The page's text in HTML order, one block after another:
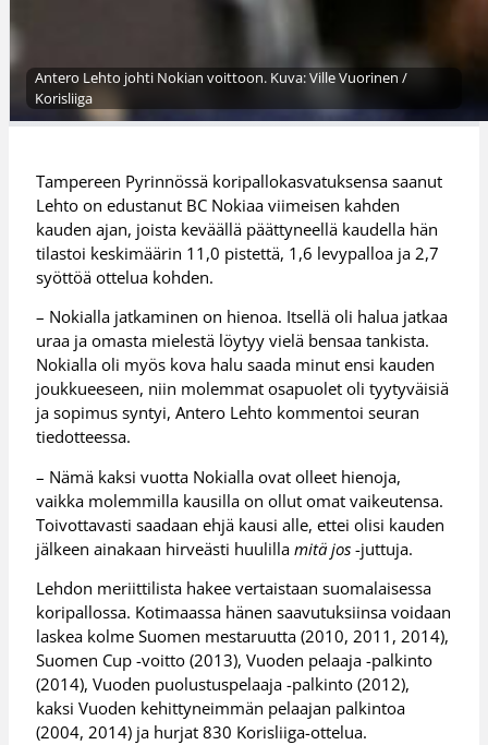
Antero Lehto johti Nokian voittoon. Kuva: Ville Vuorinen /
Korisliiga
Tampereen Pyrinnössä koripallokasvatuksensa saanut
Lehto on edustanut BC Nokiaa viimeisen kahden
kauden ajan, joista keväällä päättyneellä kaudella hän
tilastoi keskimäärin 11,0 pistettä, 1,6 levypalloa ja 2,7
syöttöä ottelua kohden.
– Nokialla jatkaminen on hienoa. Itsellä oli halua jatkaa
uraa ja omasta mielestä löytyy vielä bensaa tankista.
Nokialla oli myös kova halu saada minut ensi kauden
joukkueeseen, niin molemmat osapuolet oli tyytyväisiä
ja sopimus syntyi, Antero Lehto kommentoi seuran
tiedotteessa.
– Nämä kaksi vuotta Nokialla ovat olleet hienoja,
vaikka molemmilla kausilla on ollut omat vaikeutensa.
Toivottavasti saadaan ehjä kausi alle, ettei olisi kauden
jälkeen ainakaan hirveästi huulillamitä jos -juttuja.
Lehdon meriittilista hakee vertaistaan suomalaisessa
koripallossa. Kotimaassa hänen saavutuksiinsa voidaan
laskea kolme Suomen mestaruutta (2010, 2011, 2014),
Suomen Cup -voitto (2013), Vuoden pelaaja -palkinto
(2014), Vuoden puolustuspelaaja -palkinto (2012),
kaksi Vuoden kehittyneimmän pelaajan palkintoa
(2004, 2014) ja hurjat 830 Korisliiga-ottelua.